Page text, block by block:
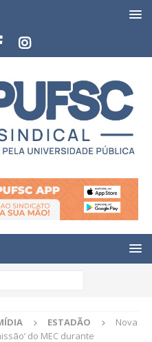
ESTADÃO
Nova
do MEC durante